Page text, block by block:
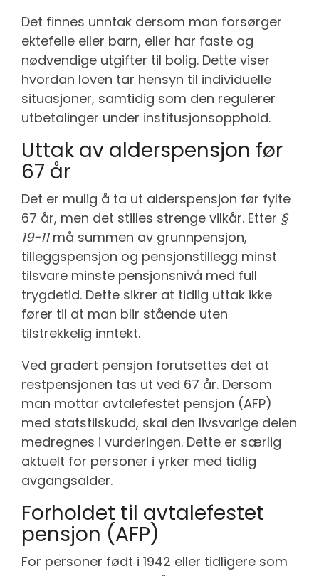
Det finnes unntak dersom man forsørger
ektefelle eller barn, eller har faste og
nødvendige utgifter til bolig. Dette viser
hvordan loven tar hensyn til individuelle
situasjoner, samtidig som den regulerer
utbetalinger under institusjonsopphold.
Uttak av alderspensjon før
67 år
Det er mulig å ta ut alderspensjon før fylte
67 år, men det stilles strenge vilkår. Etter §
19-11må summen av grunnpensjon,
tilleggspensjon og pensjonstillegg minst
tilsvare minste pensjonsnivå med full
trygdetid. Dette sikrer at tidlig uttak ikke
fører til at man blir stående uten
tilstrekkelig inntekt.
Ved gradert pensjon forutsettes det at
restpensjonen tas ut ved 67 år. Dersom
man mottar avtalefestet pensjon (AFP)
med statstilskudd, skal den livsvarige delen
medregnes i vurderingen. Dette er særlig
aktuelt for personer i yrker med tidlig
avgangsalder.
Forholdet til avtalefestet
pensjon (AFP)
For personer født i 1942 eller tidligere som